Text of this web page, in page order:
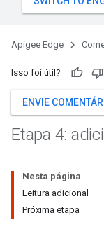
Apigee Edge
Isso foi útil?
ENVIE
Etapa 4:
Nesta página
Leitura adicional
Próxima etapa